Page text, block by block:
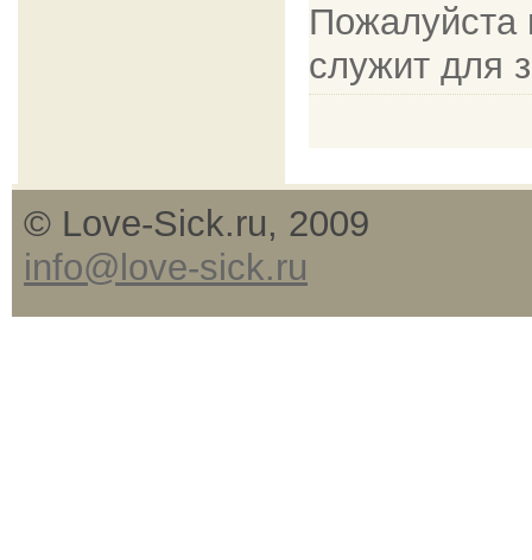
Пожалуйста
служит для
© Love-Sick.ru, 2009
info@love-sick.ru